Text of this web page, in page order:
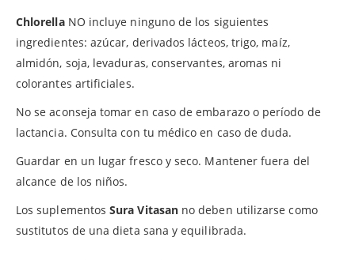
ChlorellaNO incluye ninguno de los siguientes
ingredientes: azúcar, derivados lácteos, trigo, maíz,
almidón, soja, levaduras, conservantes, aromas ni
colorantes artificiales.
No se aconseja tomar en caso de embarazo o período de
lactancia. Consulta con tu médico en caso de duda.
Guardar en un lugar fresco y seco. Mantener fuera del
alcance de los niños.
Los suplementosSura Vitasanno deben utilizarse como
sustitutos de una dieta sana y equilibrada.